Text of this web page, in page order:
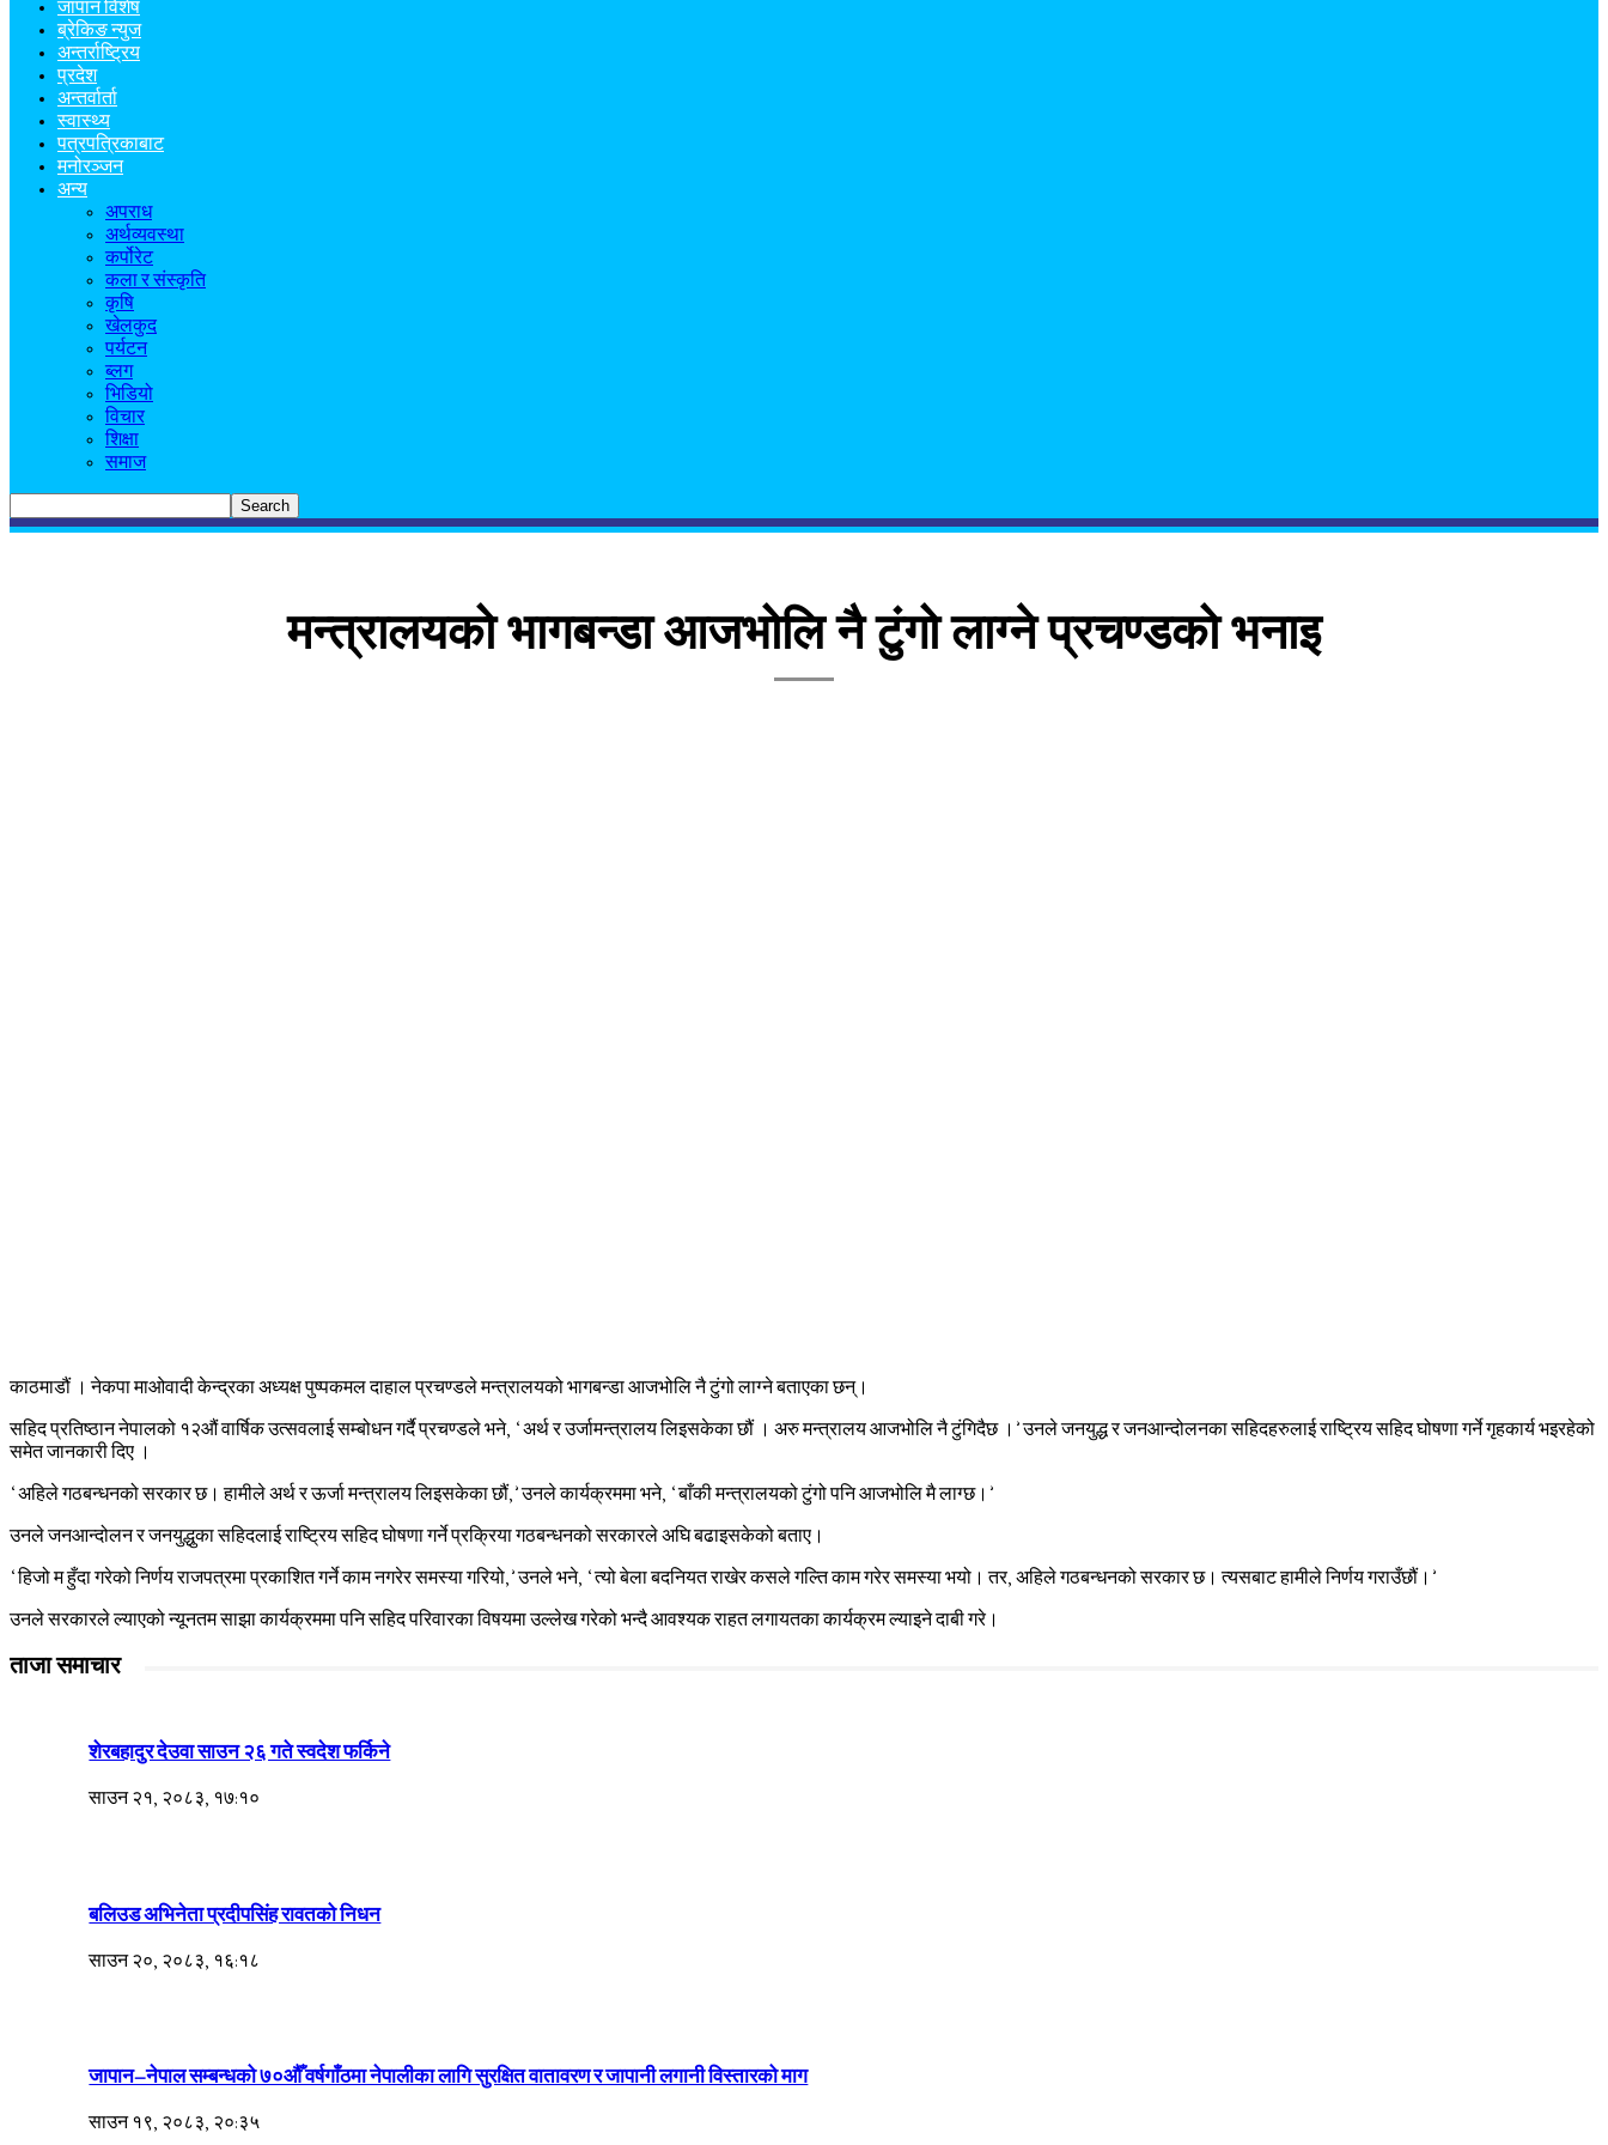
जापान विशेष
ब्रेकिङ न्युज
अन्तर्राष्ट्रिय
प्रदेश
अन्तर्वार्ता
स्वास्थ्य
पत्रपत्रिकाबाट
मनोरञ्जन
अन्य
अपराध
अर्थव्यवस्था
कर्पोरेट
कला र संस्कृति
कृषि
खेलकुद
पर्यटन
ब्लग
भिडियो
विचार
शिक्षा
समाज
मन्त्रालयको भागबन्डा आजभोलि नै टुंगो लाग्ने प्रचण्डको भनाइ
काठमाडौं । नेकपा माओवादी केन्द्रका अध्यक्ष पुष्पकमल दाहाल प्रचण्डले मन्त्रालयको भागबन्डा आजभोलि नै टुंगो लाग्ने बताएका छन्।
सहिद प्रतिष्ठान नेपालको १२औं वार्षिक उत्सवलाई सम्बोधन गर्दै प्रचण्डले भने, ‘अर्थ र उर्जामन्त्रालय लिइसकेका छौं । अरु मन्त्रालय आजभोलि नै टुंगिदैछ ।’ उनले जनयुद्ध र जनआन्दोलनका सहिदहरुलाई राष्ट्रिय सहिद घोषणा गर्ने गृहकार्य भइरहेको
समेत जानकारी दिए ।
‘अहिले गठबन्धनको सरकार छ। हामीले अर्थ र ऊर्जा मन्त्रालय लिइसकेका छौं,’ उनले कार्यक्रममा भने, ‘बाँकी मन्त्रालयको टुंगो पनि आजभोलि मै लाग्छ।’
उनले जनआन्दोलन र जनयुद्धुका सहिदलाई राष्ट्रिय सहिद घोषणा गर्ने प्रक्रिया गठबन्धनको सरकारले अघि बढाइसकेको बताए।
‘हिजो म हुँदा गरेको निर्णय राजपत्रमा प्रकाशित गर्ने काम नगरेर समस्या गरियो,’ उनले भने, ‘त्यो बेला बदनियत राखेर कसले गल्ति काम गरेर समस्या भयो। तर, अहिले गठबन्धनको सरकार छ। त्यसबाट हामीले निर्णय गराउँछौं।’
उनले सरकारले ल्याएको न्यूनतम साझा कार्यक्रममा पनि सहिद परिवारका विषयमा उल्लेख गरेको भन्दै आवश्यक राहत लगायतका कार्यक्रम ल्याइने दाबी गरे।
ताजा समाचार
शेरबहादुर देउवा साउन २६ गते स्वदेश फर्किने
साउन २१, २०८३, १७:१०
बलिउड अभिनेता प्रदीपसिंह रावतको निधन
साउन २०, २०८३, १६:१८
जापान–नेपाल सम्बन्धको ७०औँ वर्षगाँठमा नेपालीका लागि सुरक्षित वातावरण र जापानी लगानी विस्तारको माग
साउन १९, २०८३, २०:३५